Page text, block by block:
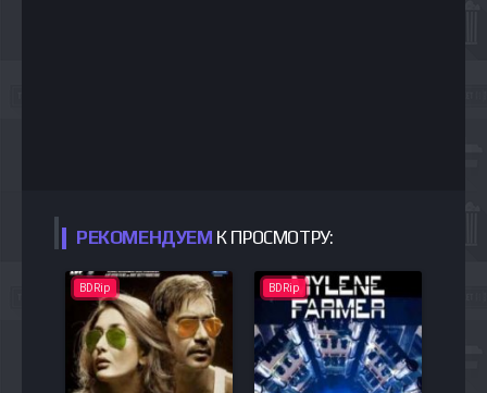
РЕКОМЕНДУЕМ К ПРОСМОТРУ:
BDRip BDRip